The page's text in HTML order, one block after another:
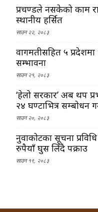
प्रचण्डले नसकेको काम
स्थानीय हर्सित
साउन २२, २०८३
वागमतीसहित ५ प्रदेशमा
सम्भावना
साउन २१, २०८३
‘हेलो सरकार’ अब थप
२४ घण्टाभित्र सम्बोधन
साउन २०, २०८३
नुवाकोटका सूचना
रुपैयाँ घुस लिँदै पक्राउ
साउन १९, २०८३